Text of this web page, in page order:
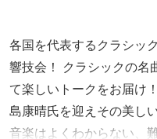
各国を代表するクラシッ
響技会！ クラシックの名
て楽しいトークをお届け
島康晴氏を迎えその美し
音楽はよくわからない、